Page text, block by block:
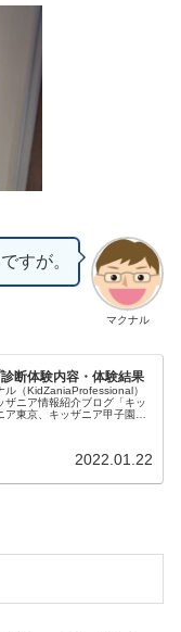
マクナル
すが。
断体験内容・体験結果
ル（KidZaniaProfessional）
ザニア情報紹介ブログ「キッ
東京、キッザニア甲子園で
2022.01.22